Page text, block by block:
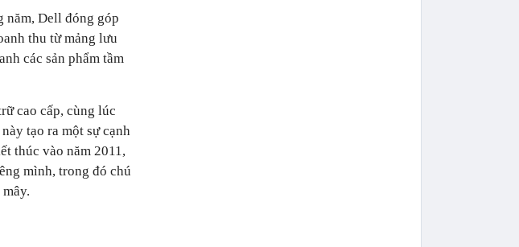
năm, Dell đóng góp
thu từ mảng lưu
các sản phẩm tầm
cao cấp, cùng lúc
tạo ra một sự cạnh
thúc vào năm 2011,
mình, trong đó chú